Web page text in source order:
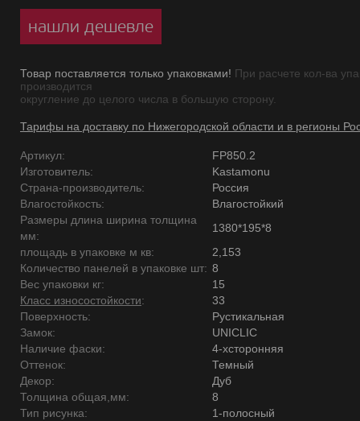
нашли дешевле
Товар поставляется только упаковками! При расчете кол-ва
производится
округление до целого числа в большую сторону.
Тарифы на доставку по Нижегородской области и в регионы
Артикул:
FP850.2
Изготовитель:
Kastamonu
Страна-производитель:
Россия
Влагостойкость:
Влагостойкий
Размеры длина ширина толщина
мм:
1380*195*8
площадь в упаковке м кв:
2,153
Количество панелей в упаковке шт: 8
Вес упаковки кг:
15
Класс износостойкости:
33
Поверхность:
Рустикальная
Замок:
UNICLIC
Наличие фаски:
4-хсторонняя
Оттенок:
Темный
Декор:
Дуб
Толщина общая,мм:
8
Тип рисунка:
1-полосный